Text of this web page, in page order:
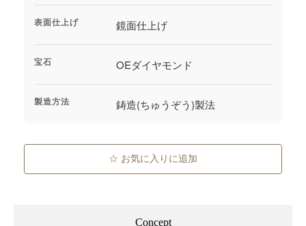
表面仕上げ 鏡面仕上げ
宝石 OEダイヤモンド
製造方法 鋳造(ちゅうぞう)製法
☆ お気に入りに追加
Concept